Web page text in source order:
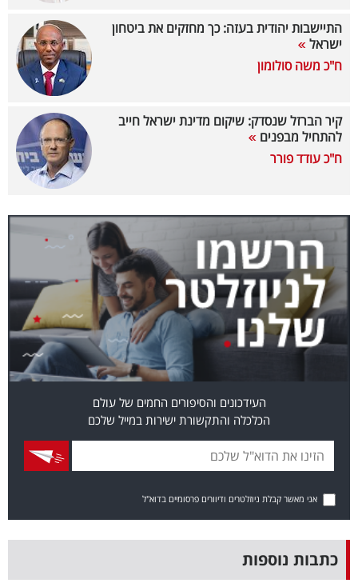
ניוזלטרים
מייל
אדום
אחרינו:
התיישבות יהודית בעזה: כך מחזקים את ביטחון
ישראל
ח"כ משה סולומון
קיר הברזל שנסדק: שיקום מדינת ישראל חייב
להתחיל מבפנים
ח"כ עודד פורר
העידכונים והסיפורים החמים של עולם
הכלכלה והתקשורת ישירות במייל שלכם
אני מאשר קבלת ניוזלטרים ודיוורים פרסומיים בדוא"ל
כתבות נוספות